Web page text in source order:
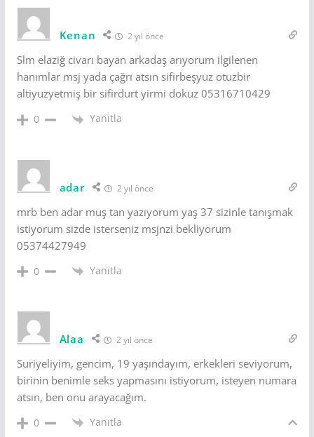
Kenan 2 yıl önce
Slm elaziğ civarı bayan arkadaş arıyorum ilgilenen
hanımlar msj yada çağrı atsın sifirbeşyuz otuzbir
altiyuzyetmiş bir sifirdurt yirmi dokuz 05316710429
0 Yanıtla
adar 2 yıl önce
mrb ben adar muş tan yazıyorum yaş 37 sizinle tanışmak
istiyorum sizde isterseniz msjnzi bekliyorum
05374427949
0 Yanıtla
Alaa 2 yıl önce
Suriyeliyim, gencim, 19 yaşındayım, erkekleri seviyorum,
birinin benimle seks yapmasını istiyorum, isteyen numara
atsın, ben onu arayacağım.
0 Yanıtla